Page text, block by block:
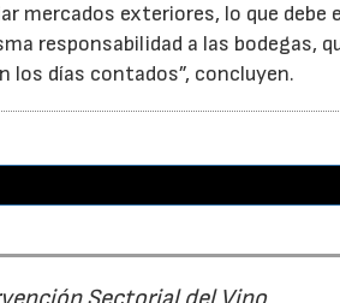
mercados exteriores, lo que
responsabilidad a las bodegas,
los días contados”, concluyen.